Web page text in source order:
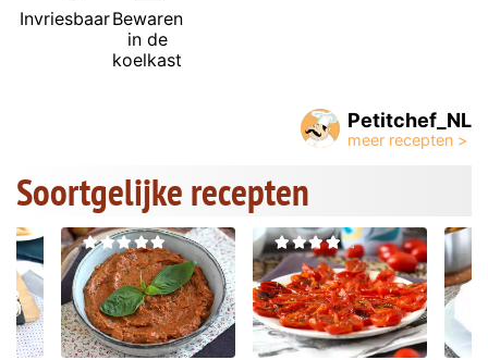
InvriesbaarBewaren
in de
koelkast
Petitchef_NL
Soortgelijke recepten